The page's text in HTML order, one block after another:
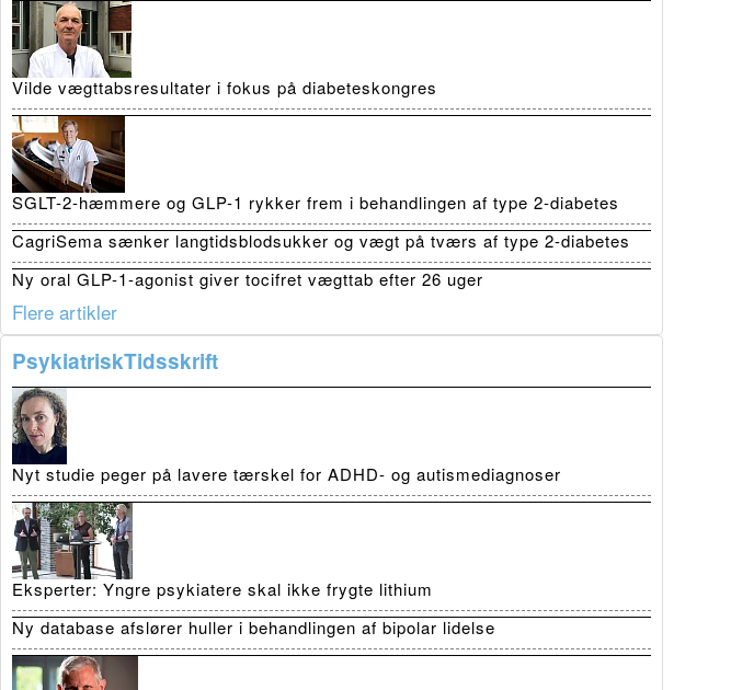
Vilde vægttabsresultater i fokus på diabeteskongres
SGLT-2-hæmmere og GLP-1 rykker frem i behandlingen af type 2-diabetes
CagriSema sænker langtidsblodsukker og vægt på tværs af type 2-diabetes
Ny oral GLP-1-agonist giver tocifret vægttab efter 26 uger
Flere artikler
PsykiatriskTidsskrift
Nyt studie peger på lavere tærskel for ADHD- og autismediagnoser
Eksperter: Yngre psykiatere skal ikke frygte lithium
Ny database afslører huller i behandlingen af bipolar lidelse